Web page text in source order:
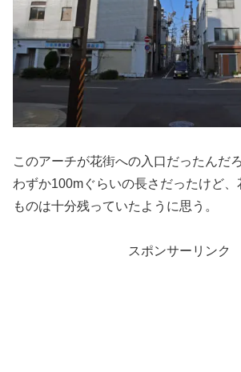
このアーチが花街への入口だったんだろ
わずか100mぐらいの長さだったけど
ものは十分残っていたように思う。
スポンサーリンク